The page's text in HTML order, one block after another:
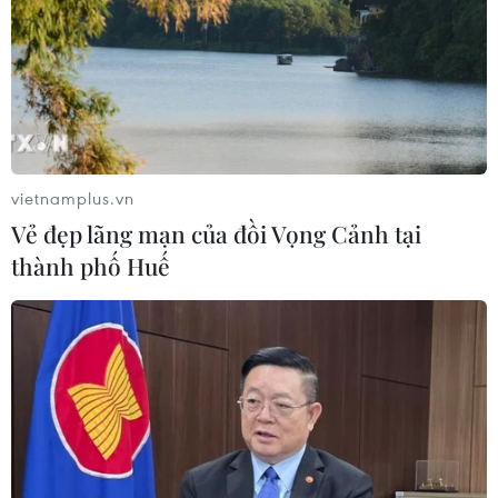
08/08/2026 02:33
Chủ tịch Quốc hội dự kỷ
niệm 70 năm Ngày truyền thống lực
lượng Cảnh sát kinh tế
08/08/2026 01:59
Áp dụng "luồng xanh" cho nhà đầu
tư dự án hạ tầng công nghiệp phía
Đông Đắk Lắk
08/08/2026 01:45
Quốc hội thảo luận dự án Luật Dầu
khí (sửa đổi), bảo đảm an ninh năng
lượng
vietnamplus.vn
Vẻ đẹp lãng mạn của đồi Vọng Cảnh tại
thành phố Huế